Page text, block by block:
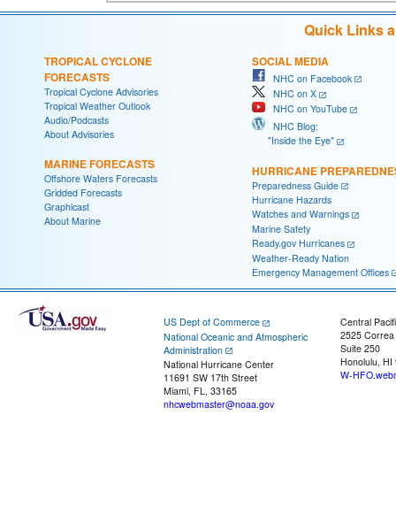
Quick Links
TROPICAL CYCLONE
FORECASTS
Tropical Cyclone Advisories
Tropical Weather Outlook
Audio/Podcasts
About Advisories
MARINE FORECASTS
Offshore Waters Forecasts
Gridded Forecasts
Graphicast
About Marine
SOCIAL MEDIA
NHC on Facebook
NHC on X
NHC on YouTube
NHC Blog:
"Inside the Eye"
HURRICANE
Preparedness Guide
Hurricane Hazards
Watches and Warnings
Marine Safety
Ready.gov Hurricanes
Weather-Ready Nation
Emergency Management Offices
US Dept of Commerce
National Oceanic and Atmospheric
Administration
National Hurricane Center
11691 SW 17th Street
Miami, FL, 33165
nhcwebmaster@noaa.gov
Central
2525
Suite 250
Honolulu, HI
W-